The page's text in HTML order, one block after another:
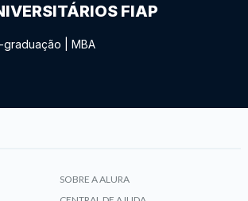
FIAP
graduação MBA
SOBRE A ALURA